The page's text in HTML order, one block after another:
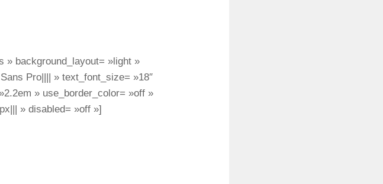
» background_layout= »light »
Pro|||| » text_font_size= »18″
» use_border_color= »off »
» disabled= »off »]